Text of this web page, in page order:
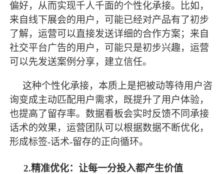
偏好，从而实现千人千面的个性化承接。比如，
来自线下展会的用户，可能已经对产品有了初步
了解，运营可以直接发送详细的合作方案；来自
社交平台广告的用户，可能只是初步兴趣，运营
可以先发送案例分享，建立信任。
这种个性化承接，本质上是把被动等待用户咨
询变成主动匹配用户需求，既提升了用户体验，
也提高了留存率。数据看板会实时反馈不同承接
话术的效果，运营团队可以根据数据不断优化，
形成标签-话术-留存的正向循环。
2.精准优化：让每一分投入都产生价值